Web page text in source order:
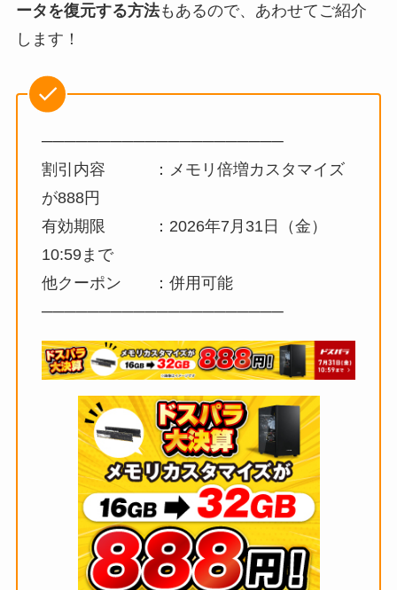
ータを復元する方法もあるので、あわせてご紹介
します！
─────────────────────
割引内容 ：メモリ倍増カスタマイズ
が888円
有効期限 ：2026年7月31日（金）
10:59まで
他クーポン ：併用可能
─────────────────────